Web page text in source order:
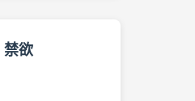
禁欲